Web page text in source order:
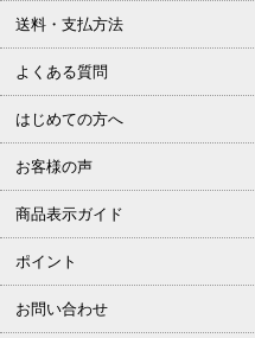
送料・支払方法
よくある質問
はじめての方へ
お客様の声
商品表示ガイド
ポイント
お問い合わせ